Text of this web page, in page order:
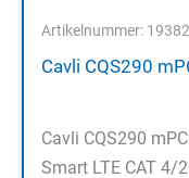
Artikelnummer:
Cavli CQS290
Cavli CQS290
Smart LTE CAT 4/